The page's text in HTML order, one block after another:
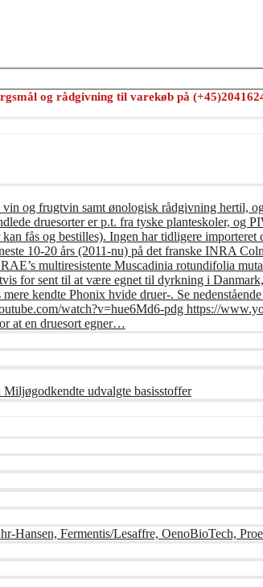
og rådgivning til varekøb på
og frugtvin samt ønologisk rådgivning hertil,
druesorter er p.t. fra tyske planteskoler, og
fås og bestilles). Ingen har tidligere
10-20 års (2011-nu) på det franske INRA
multiresistente Muscadinia rotundifolia
for sent til at være egnet til dyrkning i
kendte Phonix hvide druer-. Se
watch?v=hue6Md6-pdg https://
at en druesort egner…
udvalgte basisstoffer
Hansen, Fermentis/Lesaffre, OenoBioTech,